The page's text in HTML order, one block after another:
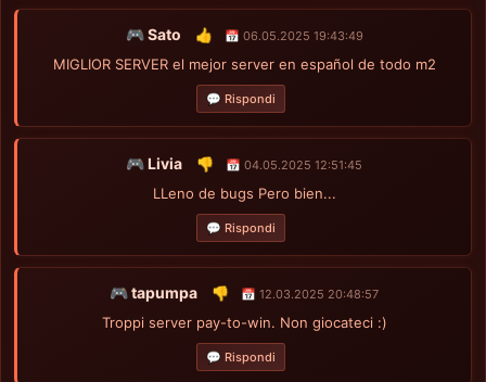
🎮 Sato 👍 📅 06.05.2025 19:43:49
MIGLIOR SERVER el mejor server en español de todo m2
💬 Rispondi
🎮 Livia 👎 📅 04.05.2025 12:51:45
LLeno de bugs Pero bien...
💬 Rispondi
🎮 tapumpa 👎 📅 12.03.2025 20:48:57
Troppi server pay-to-win. Non giocateci :)
💬 Rispondi